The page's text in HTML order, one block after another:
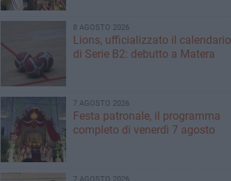
8 AGOSTO 2026
Lions, ufficializzato il calendario
di Serie B2: debutto a Matera
7 AGOSTO 2026
Festa patronale, il programma
completo di venerdì 7 agosto